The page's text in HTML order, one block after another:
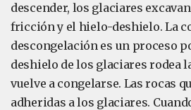
descender, los glaciares
fricción y el hielo-deshielo. La
descongelación es un proceso
deshielo de los glaciares rodea
vuelve a congelarse. Las rocas
adheridas a los glaciares.